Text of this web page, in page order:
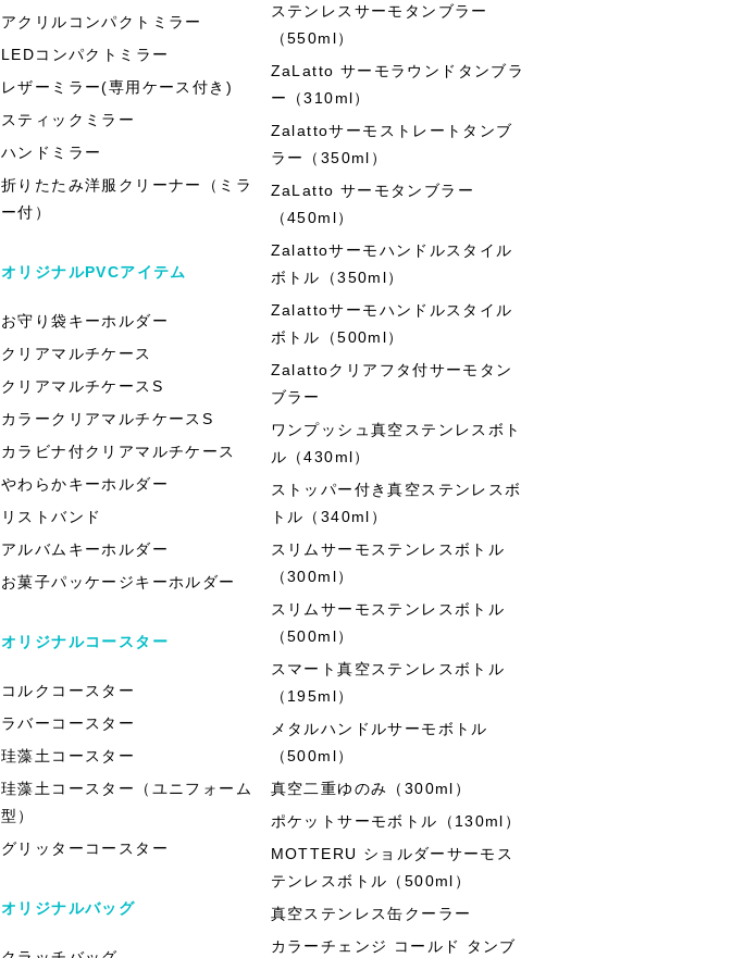
アクリルコンパクトミラー
LEDコンパクトミラー
レザーミラー(専用ケース付き)
スティックミラー
ハンドミラー
折りたたみ洋服クリーナー（ミラ
ー付）
オリジナルPVCアイテム
お守り袋キーホルダー
クリアマルチケース
クリアマルチケースS
カラークリアマルチケースS
カラビナ付クリアマルチケース
やわらかキーホルダー
リストバンド
アルバムキーホルダー
お菓子パッケージキーホルダー
オリジナルコースター
コルクコースター
ラバーコースター
珪藻土コースター
珪藻土コースター（ユニフォーム
型）
グリッターコースター
オリジナルバッグ
ステンレスサーモタンブラー
（550ml）
ZaLatto サーモラウンドタンブラ
ー（310ml）
Zalattoサーモストレートタンブ
ラー（350ml）
ZaLatto サーモタンブラー
（450ml）
Zalattoサーモハンドルスタイル
ボトル（350ml）
Zalattoサーモハンドルスタイル
ボトル（500ml）
Zalattoクリアフタ付サーモタン
ブラー
ワンプッシュ真空ステンレスボト
ル（430ml）
ストッパー付き真空ステンレスボ
トル（340ml）
スリムサーモステンレスボトル
（300ml）
スリムサーモステンレスボトル
（500ml）
スマート真空ステンレスボトル
（195ml）
メタルハンドルサーモボトル
（500ml）
真空二重ゆのみ（300ml）
ポケットサーモボトル（130ml）
MOTTERU ショルダーサーモス
テンレスボトル（500ml）
真空ステンレス缶クーラー
カラーチェンジ コールド タンブ